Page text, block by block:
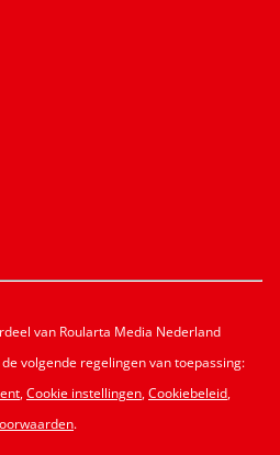
van Roularta Media Nederland
volgende regelingen van toepassing:
,Cookie instellingen,Cookiebeleid,
.